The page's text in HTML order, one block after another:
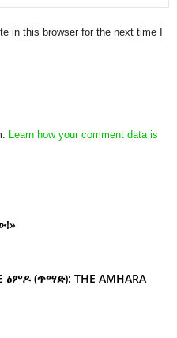
in this browser for the next time I
Learn how your comment data is
ፅምዶ (ጥማድ): THE AMHARA